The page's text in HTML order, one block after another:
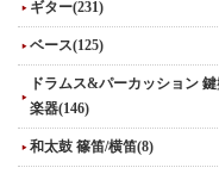
ギター(231)
ベース(125)
ドラムス&パーカッション
楽器(146)
和太鼓 篠笛/横笛(8)